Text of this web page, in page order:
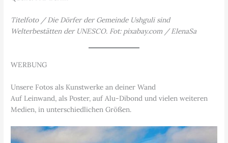
Titelfoto / Die Dörfer der Gemeinde Ushguli sind
Welterbestätten der UNESCO. Fot: pixabay.com / ElenaSa
WERBUNG
Unsere Fotos als Kunstwerke an deiner Wand
Auf Leinwand, als Poster, auf Alu-Dibond und vielen weiteren
Medien, in unterschiedlichen Größen.